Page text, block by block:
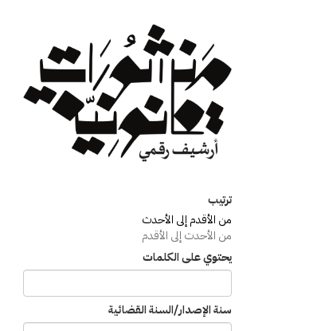
ترتيب
من الأقدم إلى الأحدث
من الأحدث إلى الأقدم
يحتوي على الكلمات
سنة الإصدار/السنة القضائية